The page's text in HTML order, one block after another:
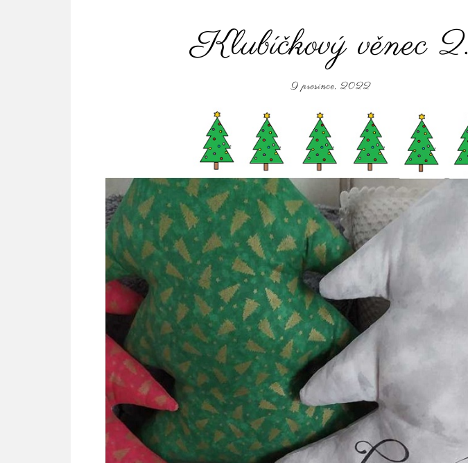
Klubíčkový věnec 2.
9 prosince, 2022